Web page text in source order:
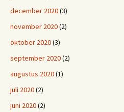
december 2020(3)
november 2020(2)
oktober 2020(3)
september 2020(2)
augustus 2020(1)
juli 2020(2)
juni 2020(2)